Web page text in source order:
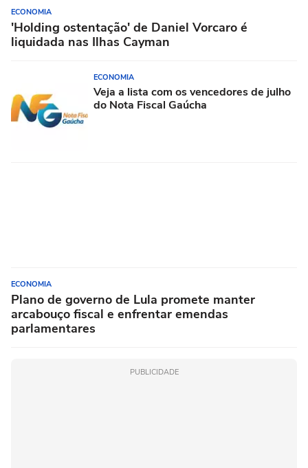
ECONOMIA
'Holding ostentação' de Daniel Vorcaro é
liquidada nas Ilhas Cayman
ECONOMIA
Veja a lista com os vencedores de julho
do Nota Fiscal Gaúcha
ECONOMIA
Plano de governo de Lula promete manter
arcabouço fiscal e enfrentar emendas
parlamentares
PUBLICIDADE